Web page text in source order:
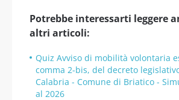
Potrebbe interessarti leggere
altri articoli:
Quiz Avviso di mobilità volontaria
comma 2-bis, del decreto
Calabria - Comune di Briatico -
al 2026